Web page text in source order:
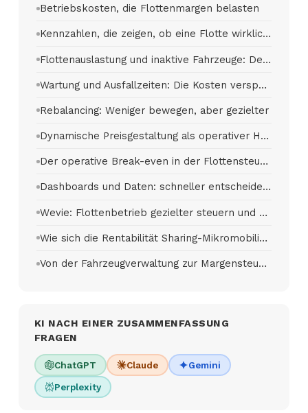
Betriebskosten, die Flottenmargen belasten
Kennzahlen, die zeigen, ob eine Flotte wirklich profitabel ist
Flottenauslastung und inaktive Fahrzeuge: Der erste operative Hebel
Wartung und Ausfallzeiten: Die Kosten verspäteter Eingriffe
Rebalancing: Weniger bewegen, aber gezielter
Dynamische Preisgestaltung als operativer Hebel
Der operative Break-even in der Flottensteuerung
Dashboards und Daten: schneller entscheiden, nicht nur kontrollieren
Wevie: Flottenbetrieb gezielter steuern und Margen verbessern
Wie sich die Rentabilität Sharing-Mikromobilität verbessern lässt
Von der Fahrzeugverwaltung zur Margensteuerung
KI NACH EINER ZUSAMMENFASSUNG
FRAGEN
ChatGPT Claude
Gemini
Perplexity